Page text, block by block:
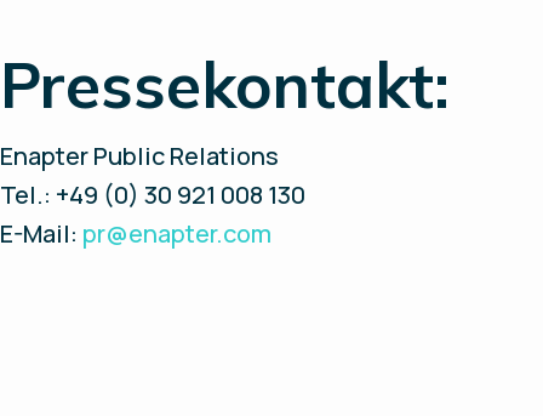
Pressekontakt:
Enapter Public Relations
Tel.: +49 (0) 30 921 008 130
E-Mail: pr@enapter.com